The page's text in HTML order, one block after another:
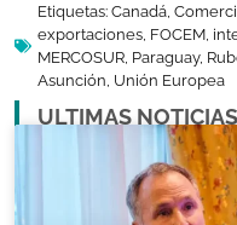
Etiquetas: Canadá
exportaciones FOCEM
MERCOSUR Paraguay,
Asunción Unión Europea
ULTIMAS NOTICIAS